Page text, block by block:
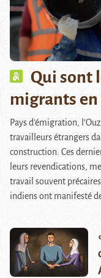
Qui sont
migrants en
Pays d’émigration,
travailleurs étrangers
construction. Ces
leurs revendications,
travail souvent
indiens ont manifesté